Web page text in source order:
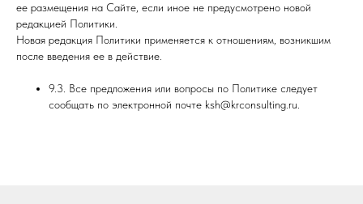
ее размещения на Сайте, если иное не предусмотрено новой
редакцией Политики.
Новая редакция Политики применяется к отношениям, возникшим
после введения ее в действие.
9.3. Все предложения или вопросы по Политике следует
сообщать по электронной почте ksh@krconsulting.ru.